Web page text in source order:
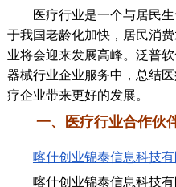
医疗行业是一个与居民生
于我国老龄化加快，居民消
业将会迎来发展高峰。泛普
器械行业企业服务中，总结
疗企业带来更好的发展。
一、医疗行业合作伙
喀什创业锦泰信息科技有
喀什创业锦泰信息科技有